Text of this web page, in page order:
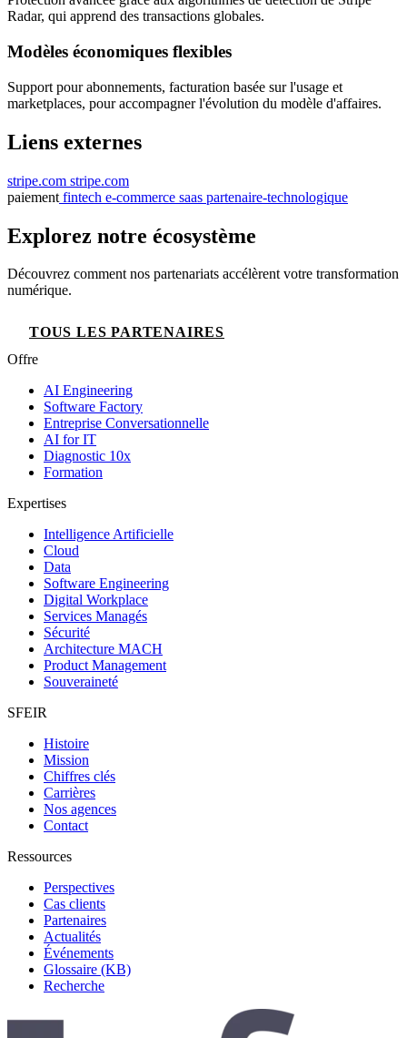
Radar, qui apprend des transactions globales.
Modèles économiques flexibles
Support pour abonnements, facturation basée sur l'usage et
marketplaces, pour accompagner l'évolution du modèle d'affaires.
Liens externes
stripe.com stripe.com
paiement fintech e-commerce saas partenaire-technologique
Explorez notre écosystème
Découvrez comment nos partenariats accélèrent votre transformation
numérique.
TOUS LES PARTENAIRES
Offre
AI Engineering
Software Factory
Entreprise Conversationnelle
AI for IT
Diagnostic 10x
Formation
Expertises
Intelligence Artificielle
Cloud
Data
Software Engineering
Digital Workplace
Services Managés
Sécurité
Architecture MACH
Product Management
Souveraineté
SFEIR
Histoire
Mission
Chiffres clés
Carrières
Nos agences
Contact
Ressources
Perspectives
Cas clients
Partenaires
Actualités
Événements
Glossaire (KB)
Recherche